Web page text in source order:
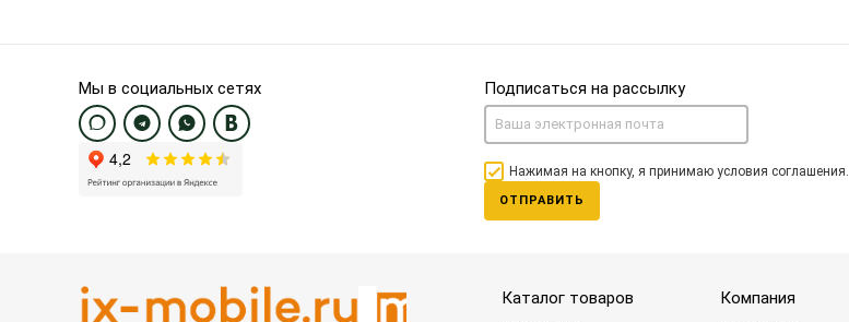
Мы в социальных сетях Подписаться на рассылку
Нажимая на кнопку, я принимаю условия соглашения.
ОТПРАВИТЬ
Каталог товаров Компания